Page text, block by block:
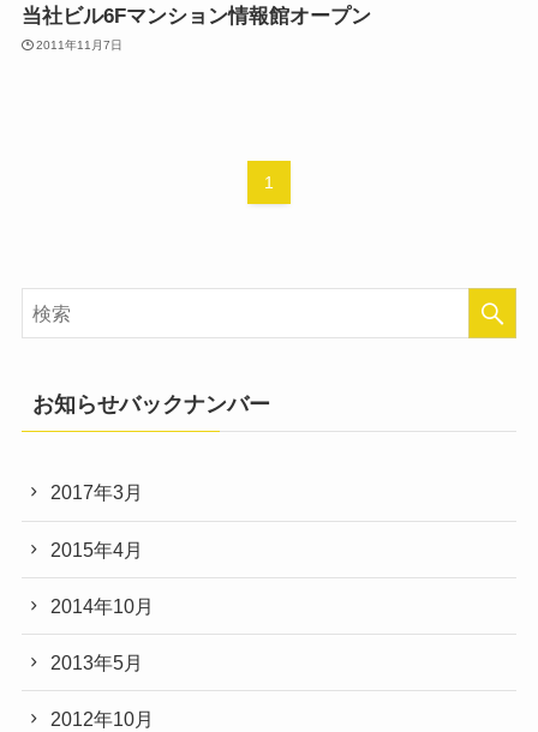
当社ビル6Fマンション情報館オープン
2011年11月7日
1
お知らせバックナンバー
2017年3月
2015年4月
2014年10月
2013年5月
2012年10月